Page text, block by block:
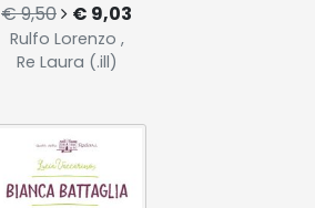
€ 9,50 € 9,03
Rulfo Lorenzo ,
Re Laura (.ill)